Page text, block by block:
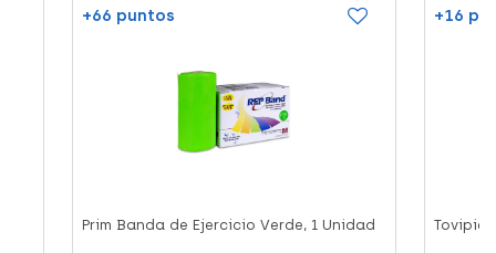
+66 puntos
Prim Banda de Ejercicio Verde, 1 Unidad
+16
Tovipié